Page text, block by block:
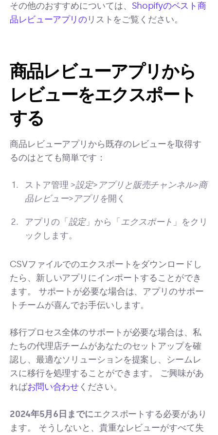
その他のおすすめについては、 Shopifyのベスト商
品レビューアプリのリストをご覧ください。
商品レビューアプリから
レビューをエクスポート
する
商品レビューアプリから既存のレビューを取得す
るのはとても簡単です：
ストア管理 >設定> アプリと販売チャンネル>商
品レビュー>アプリを開く
アプリの「 設定」から「 エクスポート 」をクリ
ックします。
CSVファイルでのエクスポートをダウンロードし
たら、新しいアプリにインポートすることができ
ます。 サポートが必要な場合は、アプリのサポー
トチームが喜んでお手伝いします。
移行プロセス全体のサポートが必要な場合は、私
たちの代理店チームがあなたのセットアップを確
認し、最適なソリューションを提案し、シームレ
スに移行を処理することができます。 ご興味があ
ればお問い合わせください。
2024年5月6日までにエクスポートする必要があり
ます。 そうしないと、貴重なレビューがすべて失